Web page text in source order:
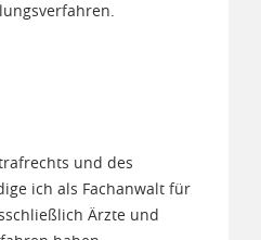
und des
ich als Fachanwalt für
Ärzte und